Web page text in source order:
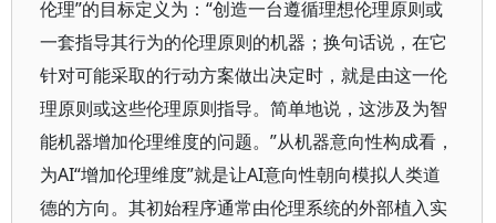
伦理”的目标定义为：“创造一台遵循理想伦理原则或
一套指导其行为的伦理原则的机器；换句话说，在它
针对可能采取的行动方案做出决定时，就是由这一伦
理原则或这些伦理原则指导。简单地说，这涉及为智
能机器增加伦理维度的问题。”从机器意向性构成看，
为AI“增加伦理维度”就是让AI意向性朝向模拟人类道
德的方向。其初始程序通常由伦理系统的外部植入实